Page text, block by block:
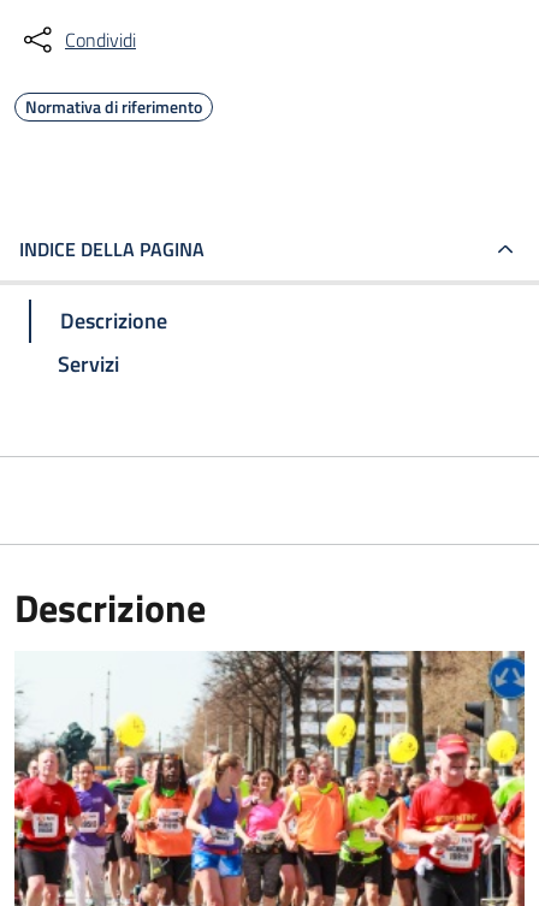
Condividi
Normativa di riferimento
INDICE DELLA PAGINA
Descrizione
Servizi
Descrizione